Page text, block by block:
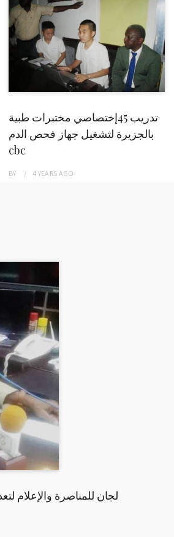
تدريب 45إختصاصي مختبرات طبية
بالجزيرة لتشغيل جهاز فحص الدم
cbc
BY 4 YEARS AGO
لجان للمناصرة والإعلام